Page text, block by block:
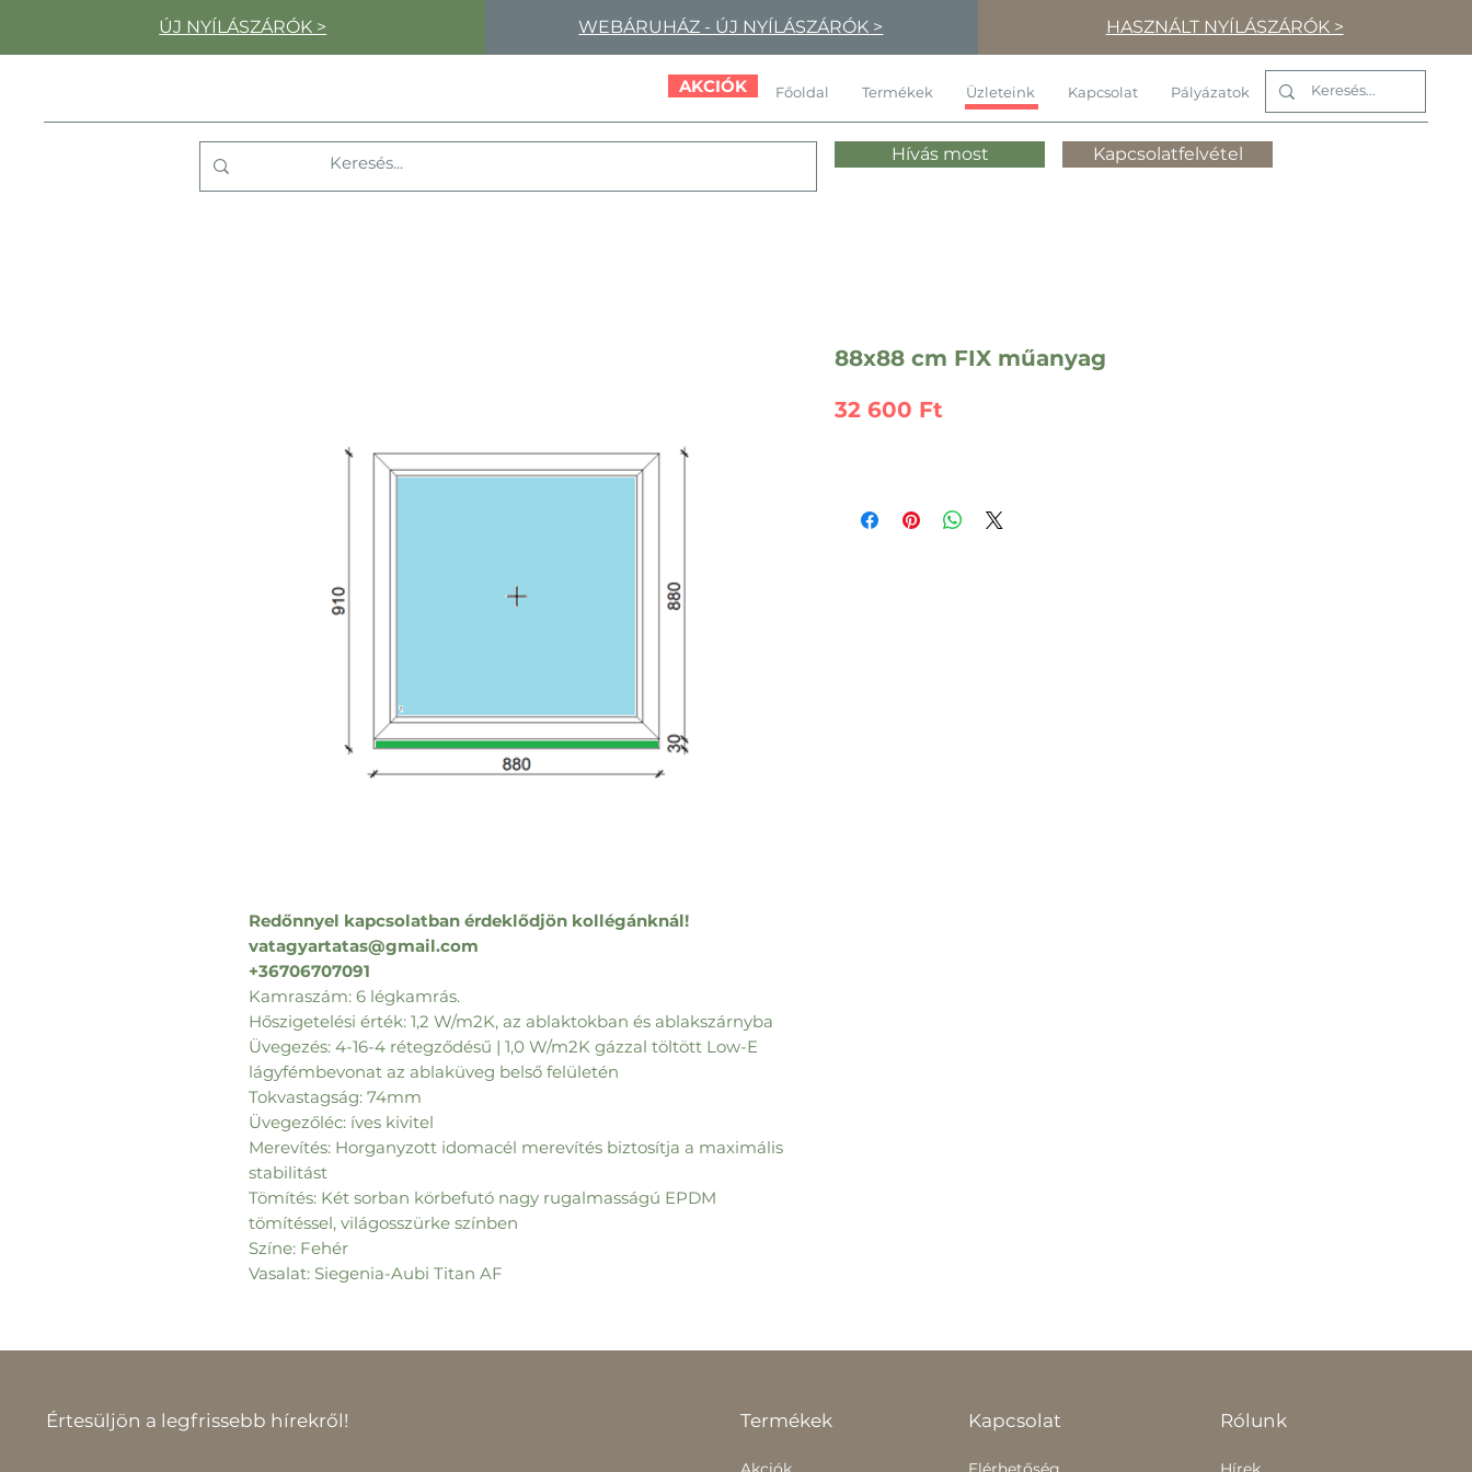
ÚJ NYÍLÁSZÁRÓK > WEBÁRUHÁZ - ÚJ NYÍLÁSZÁRÓK > HASZNÁLT NYÍLÁSZÁRÓK >
AKCIÓK Főoldal Termékek Üzleteink Kapcsolat Pályázatok
Hívás most Kapcsolatfelvétel
Redőnnyel kapcsolatban érdeklődjön kollégánknál!
vatagyartatas@gmail.com
+36706707091
Kamraszám: 6 légkamrás.
Hőszigetelési érték: 1,2 W/m2K, az ablaktokban és ablakszárnyba
Üvegezés: 4-16-4 rétegződésű | 1,0 W/m2K gázzal töltött Low-E
lágyfémbevonat az ablaküveg belső felületén
Tokvastagság: 74mm
Üvegezőléc: íves kivitel
Merevítés: Horganyzott idomacél merevítés biztosítja a maximális
stabilitást
Tömítés: Két sorban körbefutó nagy rugalmasságú EPDM
tömítéssel, világosszürke színben
Színe: Fehér
Vasalat: Siegenia-Aubi Titan AF
88x88 cm FIX műanyag
32 600 Ft
Értesüljön a legfrissebb hírekről! Termékek Kapcsolat Rólunk